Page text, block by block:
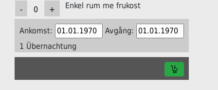
Enkel rum me frukost
Ankomst:
Avgång:
1 Übernachtung